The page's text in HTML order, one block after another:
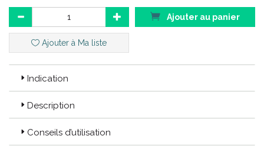
Ajouter au panier
Ajouter à Ma liste
Indication
Description
Conseils d’utilisation